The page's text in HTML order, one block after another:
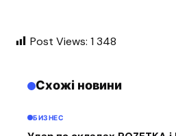
Post Views: 1 348
Схожі новини
БИЗНЕС